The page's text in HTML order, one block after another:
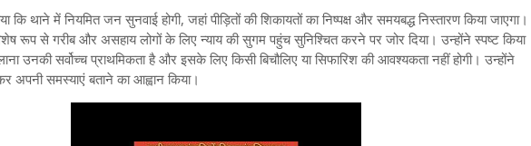
कि थाने में नियमित जन सुनवाई होगी, जहां पीड़ितों की शिकायतों का निष्पक्ष और समयबद्ध निस्तारण किया जाएगा।
रूप से गरीब और असहाय लोगों के लिए न्याय की सुगम पहुंच सुनिश्चित करने पर जोर दिया। उन्होंने स्पष्ट किया
उनकी सर्वोच्च प्राथमिकता है और इसके लिए किसी बिचौलिए या सिफारिश की आवश्यकता नहीं होगी। उन्होंने
अपनी समस्याएं बताने का आह्वान किया।